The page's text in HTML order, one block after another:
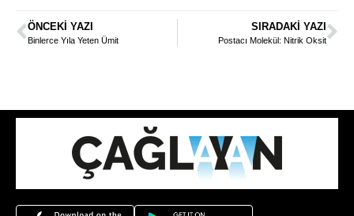
ÖNCEKI YAZI
Binlerce Yıla Yeten Ümit
SIRADAKI YAZI
Postacı Molekül: Nitrik Oksit